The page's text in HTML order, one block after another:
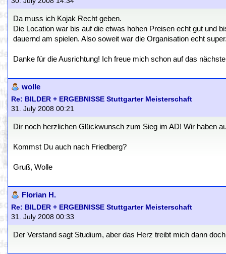
Da muss ich Kojak Recht geben.
Die Location war bis auf die etwas hohen Preisen echt gut und
dauernd am spielen. Also soweit war die Organisation echt
Danke für die Ausrichtung! Ich freue mich schon auf das
wolle
Re: BILDER + ERGEBNISSE Stuttgarter Meisterschaft
31. July 2008 00:21
Dir noch herzlichen Glückwunsch zum Sieg im AD! Wir haben
Kommst Du auch nach Friedberg?
Gruß, Wolle
Florian H.
Re: BILDER + ERGEBNISSE Stuttgarter Meisterschaft
31. July 2008 00:33
Der Verstand sagt Studium, aber das Herz treibt mich dann